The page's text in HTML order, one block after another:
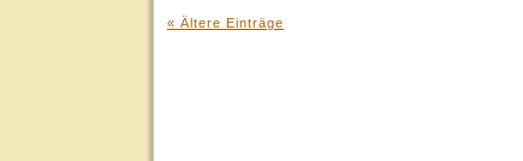
« Ältere Einträge